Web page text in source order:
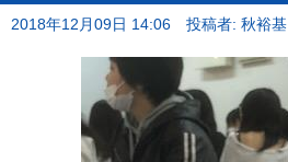
2018年12月09日 14:06 投稿者: 秋裕基